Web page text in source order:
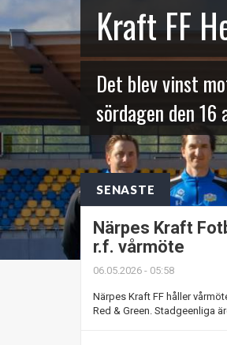
Kraft FF
Det blev vinst
sördagen den
SENASTE
Närpes Kraft
r.f. vårmöte
06.05.2026 - 05:58
Närpes Kraft FF håller
Red & Green. Stadgeenliga